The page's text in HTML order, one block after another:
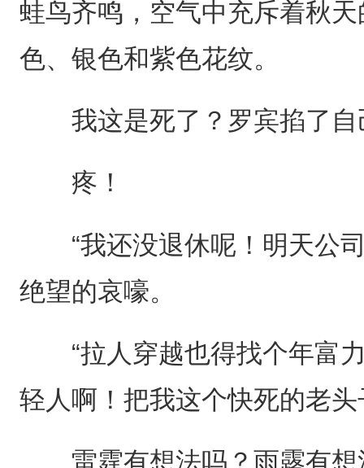
蛙鸟齐鸣，空气中充斥着秋
色、银色和紫色花纹。
我这是死了？罗宾掐了自
疼！
“我还没退休呢！明天公司
绝望的哀嚎。
“拉人穿越也得找个年富力
轻人啊！把我这个快死的老
雷霆有想法吗？雨露有想